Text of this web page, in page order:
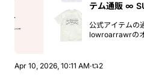
テム通販 ∞
公式アイテムの
lowroarrawrの
SUZURI（スズ
Apr 10, 2026, 10:11 AM· 2